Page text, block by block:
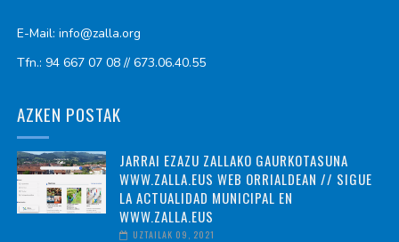
E-Mail: info@zalla.org
Tfn.: 94 667 07 08 // 673.06.40.55
AZKEN POSTAK
JARRAI EZAZU ZALLAKO GAURKOTASUNA
WWW.ZALLA.EUS WEB ORRIALDEAN // SIGUE
LA ACTUALIDAD MUNICIPAL EN
WWW.ZALLA.EUS
UZTAILAK 09, 2021